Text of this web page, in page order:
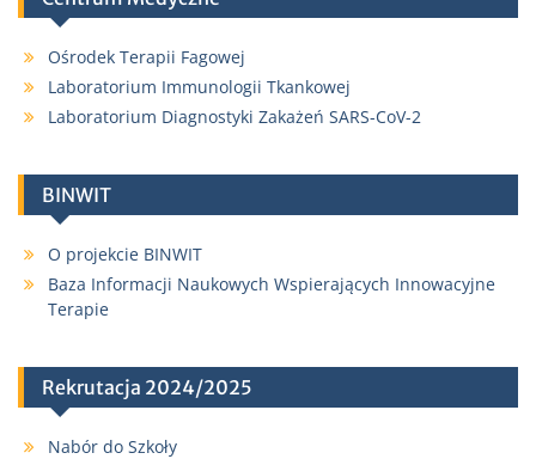
Ośrodek Terapii Fagowej
Laboratorium Immunologii Tkankowej
Laboratorium Diagnostyki Zakażeń SARS-CoV-2
BINWIT
O projekcie BINWIT
Baza Informacji Naukowych Wspierających Innowacyjne
Terapie
Rekrutacja 2024/2025
Nabór do Szkoły